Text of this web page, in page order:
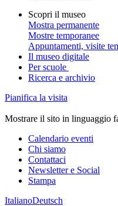
Scopri il museo
Mostra permanente
Mostre temporanee
Appuntamenti, visite
Il museo digitale
Per scuole
Ricerca e archivio
Pianifica la visita
Mostrare il sito in linguaggio
Calendario eventi
Chi siamo
Contattaci
Newsletter e Social
Stampa
ItalianoDeutsch